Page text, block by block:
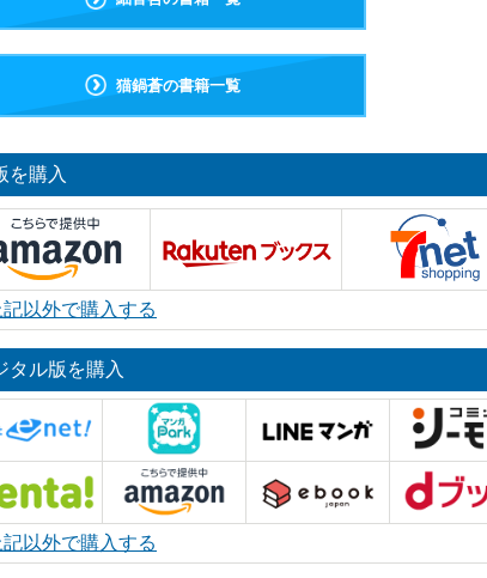
猫鍋蒼の書籍一覧
を購入
以外で購入する
タル版を購入
以外で購入する